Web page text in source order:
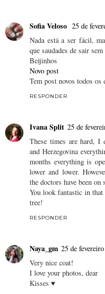
Sofia Veloso 25 de
Nada está a ser fácil,
que saudades de sair
Beijinhos
Novo post
Tem post novos todos os
RESPONDER
Ivana Split 25 de
These times are hard,
and Herzegovina
months everything is
lower and lower.
the doctors have been on
You look fantastic in
tree!
RESPONDER
Naya_gm 25 de
Very nice coat!
I love your photos, dear
Kisses ♥